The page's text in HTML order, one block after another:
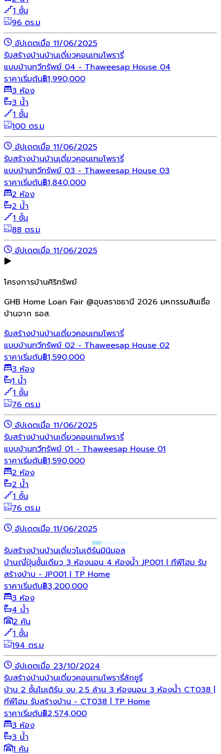
1 ชั้น
96 ตร.ม
อัปเดตเมื่อ 11/06/2025
รับสร้างบ้านบ้านเดี่ยวคอนเทมโพรารี่
แบบบ้านทวีทรัพย์ 04 - Thaweesap House 04
ราคาเริ่มต้น฿1,990,000
3 ห้อง
3 น้ำ
1 ชั้น
100 ตร.ม
อัปเดตเมื่อ 11/06/2025
รับสร้างบ้านบ้านเดี่ยวคอนเทมโพรารี่
แบบบ้านทวีทรัพย์ 03 - Thaweesap House 03
ราคาเริ่มต้น฿1,840,000
2 ห้อง
2 น้ำ
1 ชั้น
88 ตร.ม
อัปเดตเมื่อ 11/06/2025
โครงการบ้านศิริทรัพย์
GHB Home Loan Fair @อุบลราชธานี 2026 มหกรรมสินเชื่อ
บ้านจาก ธอส.
รับสร้างบ้านบ้านเดี่ยวคอนเทมโพรารี่
แบบบ้านทวีทรัพย์ 02 - Thaweesap House 02
ราคาเริ่มต้น฿1,590,000
3 ห้อง
1 น้ำ
1 ชั้น
76 ตร.ม
อัปเดตเมื่อ 11/06/2025
รับสร้างบ้านบ้านเดี่ยวคอนเทมโพรารี่
แบบบ้านทวีทรัพย์ 01 - Thaweesap House 01
ราคาเริ่มต้น฿1,590,000
2 ห้อง
2 น้ำ
1 ชั้น
76 ตร.ม
อัปเดตเมื่อ 11/06/2025
รับสร้างบ้านบ้านเดี่ยวโมเดิร์นมินิมอล
บ้านญี่ปุ่นชั้นเดียว 3 ห้องนอน 4 ห้องน้ำ JP001 l ทีพีโฮม รับ
สร้างบ้าน - JP001 l TP Home
ราคาเริ่มต้น฿3,200,000
3 ห้อง
4 น้ำ
2 คัน
1 ชั้น
194 ตร.ม
อัปเดตเมื่อ 23/10/2024
รับสร้างบ้านบ้านเดี่ยวคอนเทมโพรารี่ลักชูรี่
บ้าน 2 ชั้นโมเดิร์น งบ 2.5 ล้าน 3 ห้องนอน 3 ห้องน้ำ CT038 |
ทีพีโฮม รับสร้างบ้าน - CT038 | TP Home
ราคาเริ่มต้น฿2,574,000
3 ห้อง
3 น้ำ
1 คัน